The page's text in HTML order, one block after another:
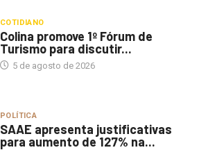
COTIDIANO
Colina promove 1º Fórum de
Turismo para discutir...
5 de agosto de 2026
POLÍTICA
SAAE apresenta justificativas
para aumento de 127% na...